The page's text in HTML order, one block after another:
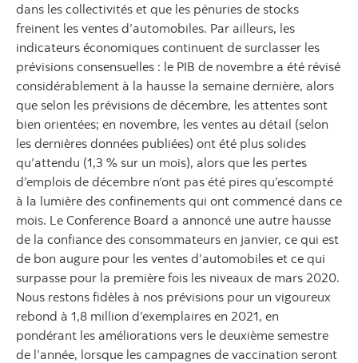
dans les collectivités et que les pénuries de stocks
freinent les ventes d’automobiles. Par ailleurs, les
indicateurs économiques continuent de surclasser les
prévisions consensuelles : le PIB de novembre a été révisé
considérablement à la hausse la semaine dernière, alors
que selon les prévisions de décembre, les attentes sont
bien orientées; en novembre, les ventes au détail (selon
les dernières données publiées) ont été plus solides
qu’attendu (1,3 % sur un mois), alors que les pertes
d’emplois de décembre n’ont pas été pires qu’escompté
à la lumière des confinements qui ont commencé dans ce
mois. Le Conference Board a annoncé une autre hausse
de la confiance des consommateurs en janvier, ce qui est
de bon augure pour les ventes d’automobiles et ce qui
surpasse pour la première fois les niveaux de mars 2020.
Nous restons fidèles à nos prévisions pour un vigoureux
rebond à 1,8 million d’exemplaires en 2021, en
pondérant les améliorations vers le deuxième semestre
de l’année, lorsque les campagnes de vaccination seront